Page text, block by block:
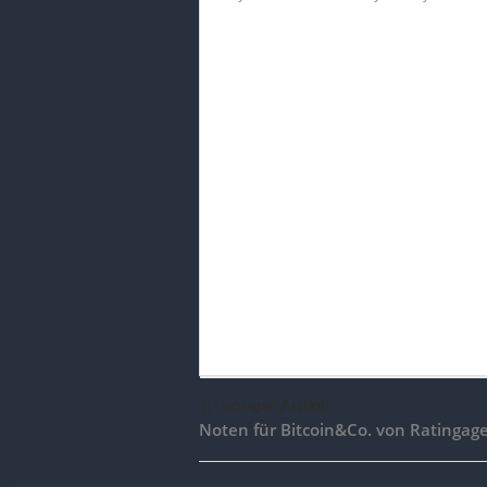
Noten für Bitcoin&Co. von